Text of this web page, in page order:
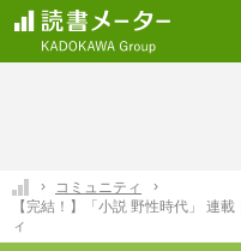
コミュニティ
【完結！】「小説 野性時代」 連
ィ